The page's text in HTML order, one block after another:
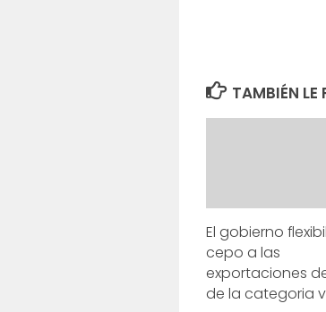
TAMBIÉN LE
El gobierno
cepo a las
exportaciones
de la categoria